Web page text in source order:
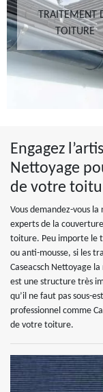
TRAITEMENT
TOITURE
Engagez
Nettoyage
de votre
Vous demandez-vous
experts de la
toiture. Peu importe le
ou anti-mousse, si les
Caseacsch Nettoyage
est une structure très
qu’il ne faut pas sous-
professionnel comme
de votre toiture.